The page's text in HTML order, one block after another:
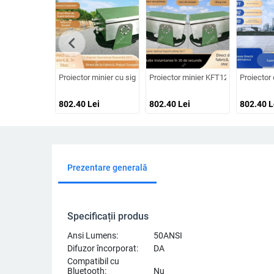
Proiector minier cu siguranță intrinsecă – ecran HD mare,
802.40Lei
Proiector minier KFT12 –
802.40Lei
Proiector
802.40
chevron_left
Prezentare generală
Specificații produs
Ansi Lumens:
50ANSI
Difuzor încorporat:
DA
Compatibil cu
Bluetooth:
Nu